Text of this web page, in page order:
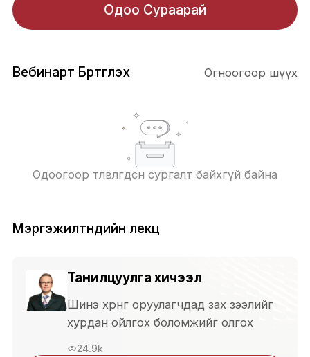
Одоо Сураарай
Вебинарт Бүртгүүлэх Огноогоор шүүх
Одоогоор төлөвлөгдсөн сургалт байхгүй байна
Мэргэжилтнүүдийн лекц
Танилцуулга хичээл
Шинэ хөрөнгө оруулагчдад зах зээлийг
хурдан ойлгох боломжийг олгох
24.9k